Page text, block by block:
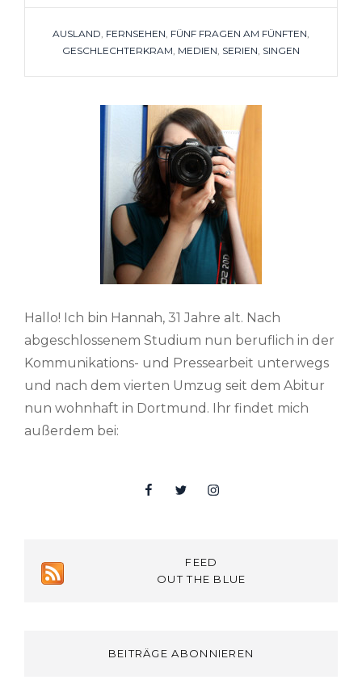
TAGS
AUSLAND FERNSEHEN FÜNF FRAGEN AM FÜNFTEN
GESCHLECHTERKRAM MEDIEN SERIEN SINGEN
Hallo! Ich bin Hannah, 31 Jahre alt. Nach
abgeschlossenem Studium nun beruflich in der
Kommunikations- und Pressearbeit unterwegs
und nach dem vierten Umzug seit dem Abitur
nun wohnhaft in Dortmund. Ihr findet mich
außerdem bei:
FacebookTwitterInsta
FEED
OUT THE BLUE
BEITRÄGE ABONNIEREN